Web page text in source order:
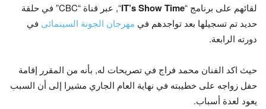
لقائهم على برنامج “IT’s Show Time
“, عبر قناة “CBC” في حلقة
حديد تم تسجيلها بعد تواجدهم في مهرجان الجونة السينمائى في
دورته الرابعة.
حيث اكد الفنان محمد فراج في تصريحات له, بأنه من المقرر إقامة
حفل زواجه على خطيبته في نهاية العام الجاري مشيرا إلى أن السبب
يعود لعدة أسباب.